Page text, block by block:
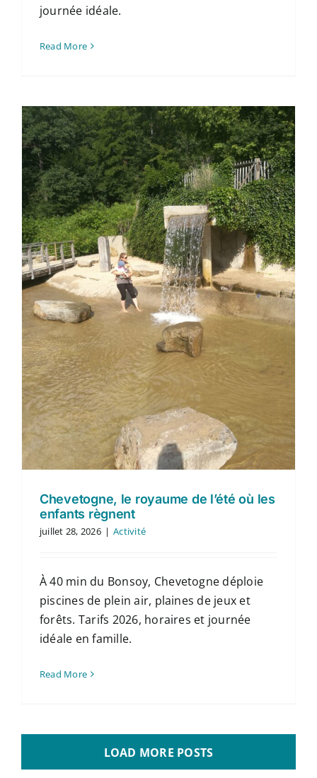
journée idéale.
Read More
Chevetogne, le royaume de l’été où les
enfants règnent
juillet 28, 2026 | Activité
À 40 min du Bonsoy, Chevetogne déploie
piscines de plein air, plaines de jeux et
forêts. Tarifs 2026, horaires et journée
idéale en famille.
Read More
LOAD MORE POSTS